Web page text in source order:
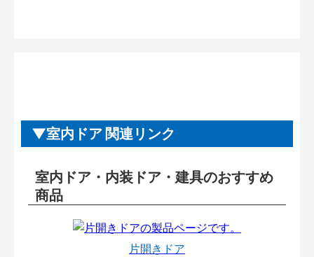
室内ドア 関連リンク
室内ドア・内装ドア・建具のおすすめ
商品
片開きドア